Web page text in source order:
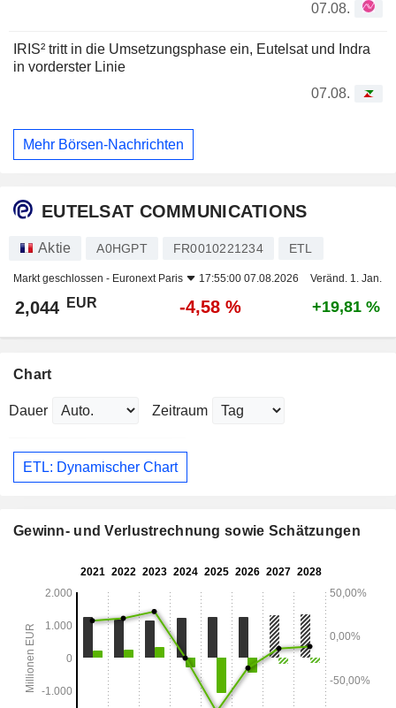
07.08.
IRIS² tritt in die Umsetzungsphase ein, Eutelsat und Indra
in vorderster Linie
07.08.
Mehr Börsen-Nachrichten
EUTELSAT COMMUNICATIONS
Aktie A0HGPT FR0010221234 ETL
Markt geschlossen - Euronext Paris 17:55:00 07.08.2026 Veränd. 1. Jan.
2,044 EUR -4,58 % +19,81 %
Chart
Dauer Zeitraum
ETL: Dynamischer Chart
Gewinn- und Verlustrechnung sowie Schätzungen